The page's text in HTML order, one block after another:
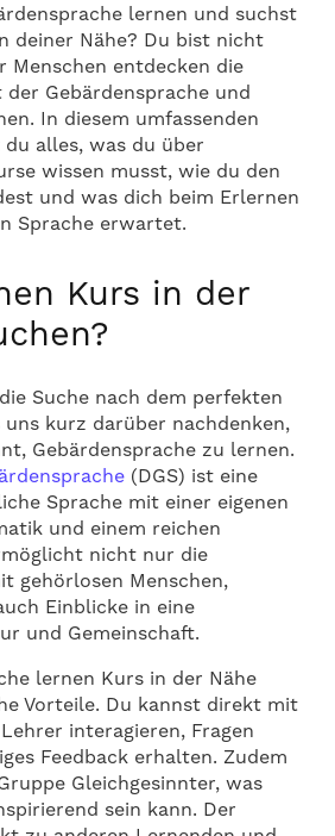
lernen und suchst
deiner Nähe? Du bist nicht
Menschen entdecken die
Gebärdensprache und
In diesem umfassenden
alles, was du über
wissen musst, wie du den
und was dich beim Erlernen
Sprache erwartet.
Kurs in der
Suche nach dem perfekten
uns kurz darüber nachdenken,
Gebärdensprache zu lernen.
(DGS) ist eine
Sprache mit einer eigenen
und einem reichen
nicht nur die
gehörlosen Menschen,
Einblicke in eine
und Gemeinschaft.
lernen Kurs in der Nähe
Vorteile. Du kannst direkt mit
interagieren, Fragen
Feedback erhalten. Zudem
Gleichgesinnter, was
sein kann. Der